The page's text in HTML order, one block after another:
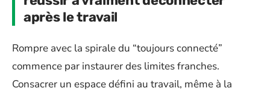
après le travail
Rompre avec la spirale du “toujours connecté”
commence par instaurer des limites franches.
Consacrer un espace défini au travail, même à la